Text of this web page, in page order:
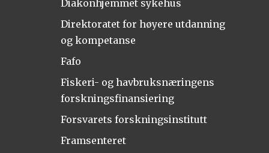
Diakonhjemmet sykehus
Direktoratet for høyere utdanning
og kompetanse
Fafo
Fiskeri- og havbruksnæringens
forskningsfinansiering
Forsvarets forskningsinstitutt
Framsenteret